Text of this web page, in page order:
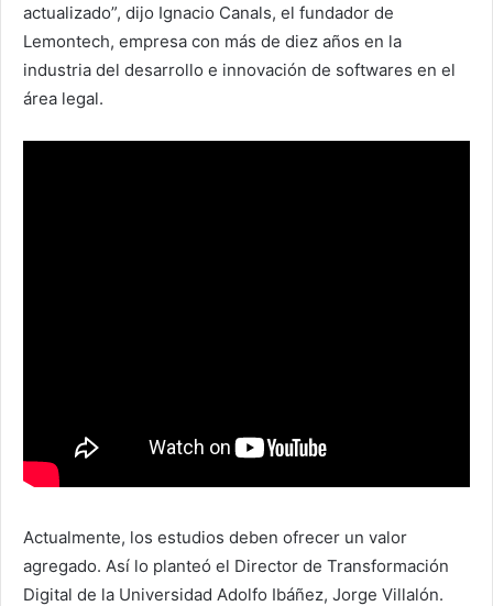
actualizado”, dijo Ignacio Canals, el fundador de
Lemontech, empresa con más de diez años en la
industria del desarrollo e innovación de softwares en el
área legal.
Actualmente, los estudios deben ofrecer un valor
agregado. Así lo planteó el Director de Transformación
Digital de la Universidad Adolfo Ibáñez, Jorge Villalón.